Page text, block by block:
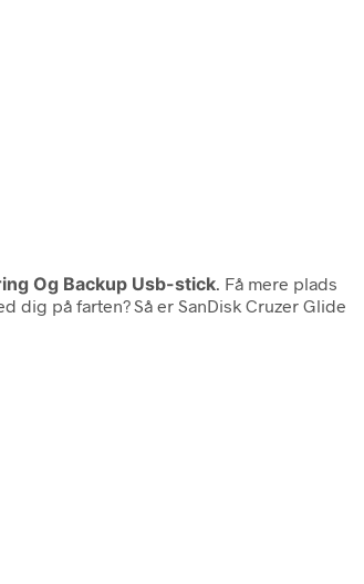
Og Backup Usb-stick . Få mere plads
dig på farten? Så er SanDisk Cruzer Glide